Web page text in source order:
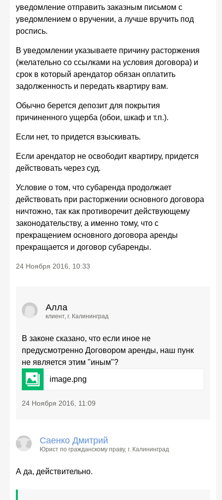
уведомление отправить заказным письмом с
уведомлением о вручении, а лучше вручить под
роспись.
В уведомлении указываете причину расторжения
(желательно со ссылками на условия договора) и
срок в который арендатор обязан оплатить
задолженность и передать квартиру вам.
Обычно берется депозит для покрытия
причиненного ущерба (обои, шкаф и т.п.).
Если нет, то придется взыскивать.
Если арендатор не освободит квартиру, придется
действовать через суд.
Условие о том, что субаренда продолжает
действовать при расторжении основного договора
ничтожно, так как противоречит действующему
законодательству, а именно тому, что с
прекращением основного договора аренды
прекращается и договор субаренды.
24 Ноября 2016, 10:33
Алла
клиент, г. Калининград
В законе сказано, что если иное не
предусмотренно Договором аренды, наш пунк
не является этим "иным"?
image.png
24 Ноября 2016, 11:09
Саенко Дмитрий
Юрист по гражданскому праву, г. Калининград
А да, действительно.